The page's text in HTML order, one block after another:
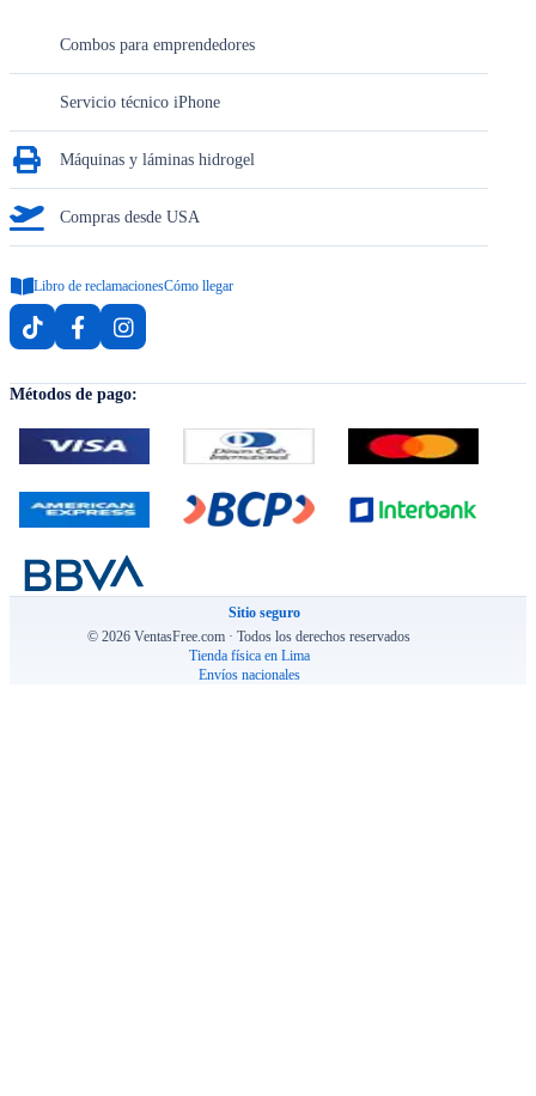
Combos para emprendedores
Servicio técnico iPhone
Máquinas y láminas hidrogel
Compras desde USA
Libro de reclamacionesCómo llegar
Métodos de pago:
Sitio seguro
© 2026 VentasFree.com · Todos los derechos reservados
Tienda física en Lima
Envíos nacionales